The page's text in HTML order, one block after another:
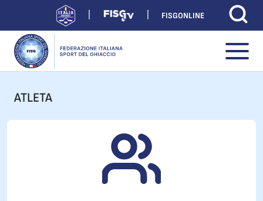
FISGONLINE
ATLETA